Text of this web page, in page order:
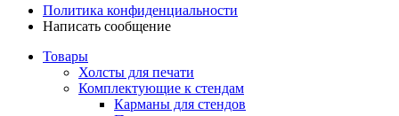
Политика конфиденциальности
Написать сообщение
Товары
Холсты для печати
Комплектующие к стендам
Карманы для стендов